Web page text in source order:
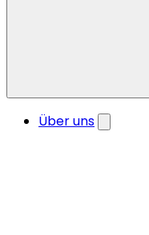
Über uns